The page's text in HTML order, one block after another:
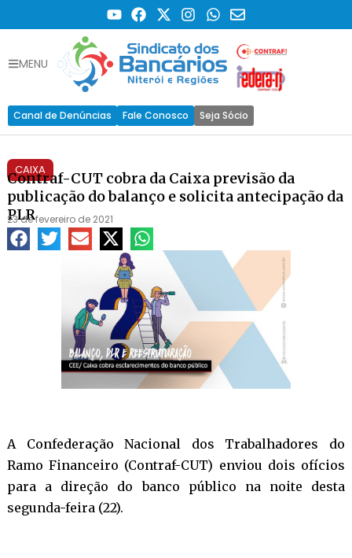
MENU
Canal de Denúncias Fale Conosco Seja Sócio
CAIXA
Contraf-CUT cobra da Caixa previsão da
publicação do balanço e solicita antecipação da
PLR
23 de fevereiro de 2021
A Confederação Nacional dos Trabalhadores do
Ramo Financeiro (Contraf-CUT) enviou dois ofícios
para a direção do banco público na noite desta
segunda-feira (22).